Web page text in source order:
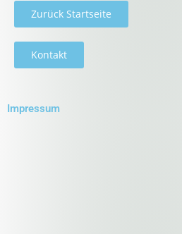
Zurück Startseite
Kontakt
Impressum